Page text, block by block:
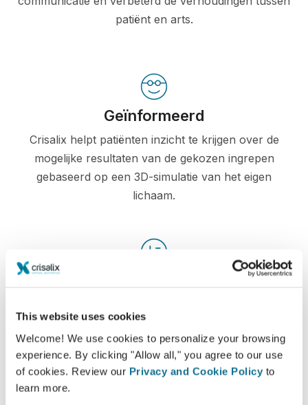
This website uses cookies
Welcome! We use cookies to personalize your browsing
experience. By clicking "Allow all," you agree to our use
of cookies. Review our Privacy and Cookie Policy to
learn more.
patiënt en arts.
Geïnformeerd
Crisalix helpt patiënten inzicht te krijgen over de
mogelijke resultaten van de gekozen ingrepen
gebaseerd op een 3D-simulatie van het eigen
lichaam.
patiënten bij het maken van de juiste keuze.